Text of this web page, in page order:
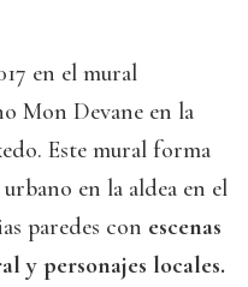
en el mural
Mon Devane en la
Este mural forma
en la aldea en el
paredes con escenas
y personajes locales.